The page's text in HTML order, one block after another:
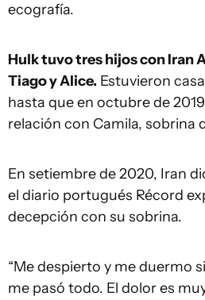
ecografía.
Hulk tuvo tres hijos con Iran
Tiago y Alice. Estuvieron
hasta que en octubre de
relación con Camila, sobrina
En setiembre de 2020, Iran
el diario portugués Récord
decepción con su sobrina.
“Me despierto y me duermo
me pasó todo. El dolor es